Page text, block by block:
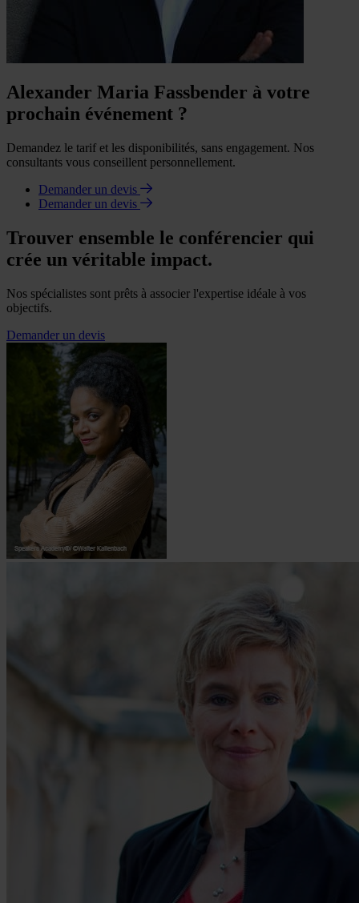
Alexander Maria Fassbender à votre
prochain événement ?
Demandez le tarif et les disponibilités, sans engagement. Nos
consultants vous conseillent personnellement.
Demander un devis
Demander un devis
Trouver ensemble le conférencier qui
crée un véritable impact.
Nos spécialistes sont prêts à associer l'expertise idéale à vos
objectifs.
Demander un devis